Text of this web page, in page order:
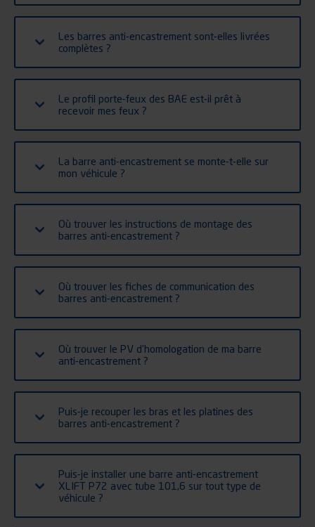
Les barres anti-encastrement sont-elles livrées
complètes ?
Le profil porte-feux des BAE est-il prêt à
recevoir mes feux ?
La barre anti-encastrement se monte-t-elle sur
mon véhicule ?
Où trouver les instructions de montage des
barres anti-encastrement ?
Où trouver les fiches de communication des
barres anti-encastrement ?
Où trouver le PV d’homologation de ma barre
anti-encastrement ?
Puis-je recouper les bras et les platines des
barres anti-encastrement ?
Puis-je installer une barre anti-encastrement
XLIFT P72 avec tube 101,6 sur tout type de
véhicule ?